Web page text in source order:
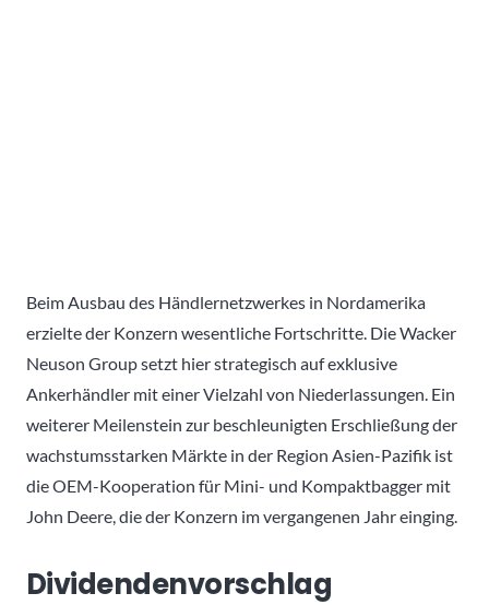
Beim Ausbau des Händlernetzwerkes in Nordamerika
erzielte der Konzern wesentliche Fortschritte. Die Wacker
Neuson Group setzt hier strategisch auf exklusive
Ankerhändler mit einer Vielzahl von Niederlassungen. Ein
weiterer Meilenstein zur beschleunigten Erschließung der
wachstumsstarken Märkte in der Region Asien-Pazifik ist
die OEM-Kooperation für Mini- und Kompaktbagger mit
John Deere, die der Konzern im vergangenen Jahr einging.
Dividendenvorschlag